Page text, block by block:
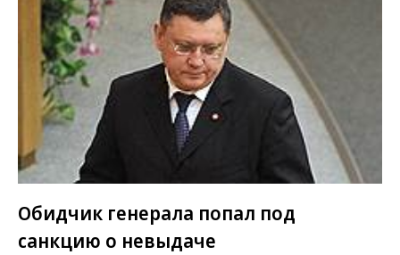
Обидчик генерала попал под
санкцию о невыдаче